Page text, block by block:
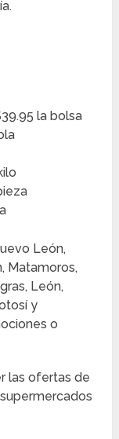
la bolsa
León,
Matamoros,
León,
y
o
las ofertas de